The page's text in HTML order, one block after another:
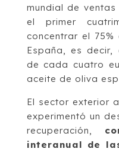
mundial de
el primer
concentrar el
España, es decir,
de cada cuatro
aceite de oliva
El sector exterior
experimentó un
recuperación,
interanual de